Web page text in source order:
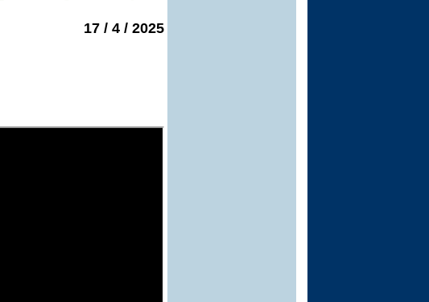
2025 / 4 / 17